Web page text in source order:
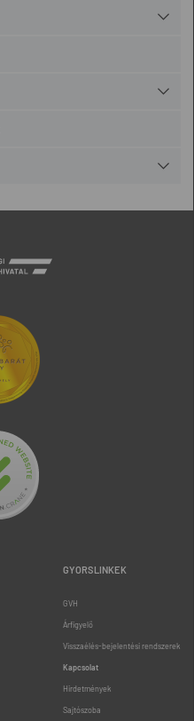
GYORSLINKEK
GVH
Árfigyelő
Visszaélés-bejelentési rendszerek
Kapcsolat
Hirdetmények
Sajtószoba